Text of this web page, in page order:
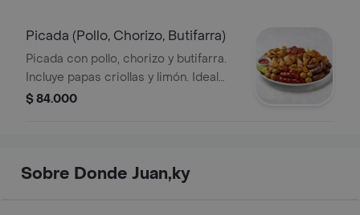
Picada (Pollo, Chorizo, Butifarra)
Picada con pollo, chorizo y butifarra.
Incluye papas criollas y limón. Ideal
para compartir entre 4 o 5 personas.
$ 84.000
Sobre Donde Juan,ky